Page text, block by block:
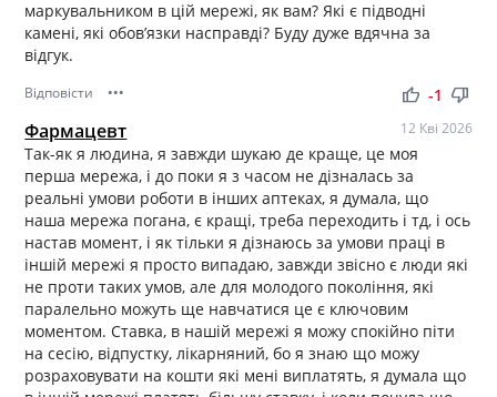
маркувальником в цій мережі, як вам? Які є підводні
камені, які обов’язки насправді? Буду дуже вдячна за
відгук.
Відповісти ••• thumb_up thumb_down
-1
Фармацевт 12 Кві 2026
Так-як я людина, я завжди шукаю де краще, це моя
перша мережа, і до поки я з часом не дізналась за
реальні умови роботи в інших аптеках, я думала, що
наша мережа погана, є кращі, треба переходить і тд, і ось
настав момент, і як тільки я дізнаюсь за умови праці в
іншій мережі я просто випадаю, завжди звісно є люди які
не проти таких умов, але для молодого покоління, які
паралельно можуть ще навчатися це є ключовим
моментом. Ставка, в нашій мережі я можу спокійно піти
на сесію, відпустку, лікарняний, бо я знаю що можу
розраховувати на кошти які мені виплатять, я думала що